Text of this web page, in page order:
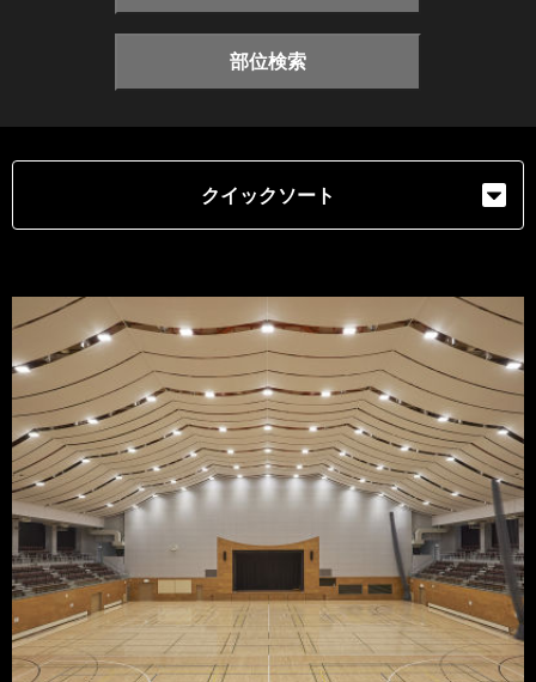
部位検索
クイックソート